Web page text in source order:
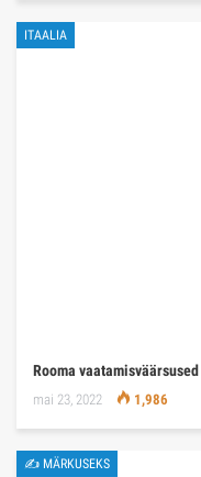
ITAALIA
Rooma
mai 23, 2022 1,986
✍ MÄRKUSEKS